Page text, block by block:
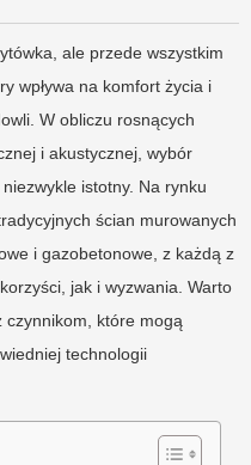
ale przede wszystkim
wpływa na komfort życia i
W obliczu rosnących
i akustycznej, wybór
istotny. Na rynku
ścian murowanych
i gazobetonowe, z każdą z
jak i wyzwania. Warto
czynnikom, które mogą
technologii